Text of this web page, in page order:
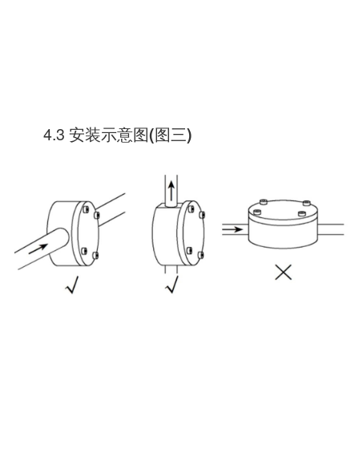
4.3 安装示意图(图三)